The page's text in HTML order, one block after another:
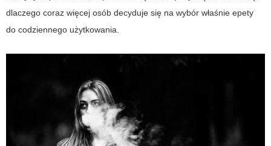
dlaczego coraz więcej osób decyduje się na wybór właśnie epety
do codziennego użytkowania.